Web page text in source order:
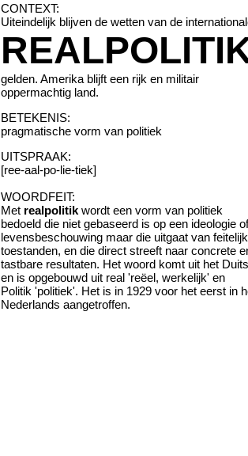
CONTEXT:
Uiteindelijk blijven de wetten van de
gelden. Amerika blijft een rijk en militair
oppermachtig land.
BETEKENIS:
pragmatische vorm van politiek
UITSPRAAK:
[ree-aal-po-lie-tiek]
WOORDFEIT:
Met realpolitik wordt een vorm van politiek
bedoeld die niet gebaseerd is op een ideologie of
levensbeschouwing maar die uitgaat van
toestanden, en die direct streeft naar concrete
tastbare resultaten. Het woord komt uit het Duits
en is opgebouwd uit real 'reëel, werkelijk' en
Politik 'politiek'. Het is in 1929 voor het eerst in
Nederlands aangetroffen.